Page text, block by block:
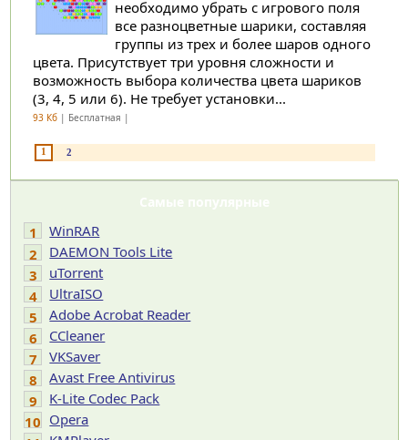
необходимо убрать с игрового поля
все разноцветные шарики, составляя
группы из трех и более шаров одного
цвета. Присутствует три уровня сложности и
возможность выбора количества цвета шариков
(3, 4, 5 или 6). Не требует установки...
93 Кб| Бесплатная |
1 2
Самые популярные
1
WinRAR
2
DAEMON Tools Lite
3
uTorrent
4
UltraISO
5
Adobe Acrobat Reader
6
CCleaner
7
VKSaver
8
Avast Free Antivirus
9
K-Lite Codec Pack
10 Opera